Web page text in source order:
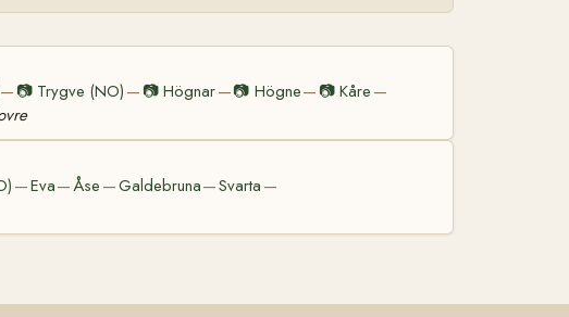
— 📷 Trygve (NO) — 📷Högnar—📷 Högne— 📷Kåre —
—Eva—Åse —Galdebruna—Svarta —